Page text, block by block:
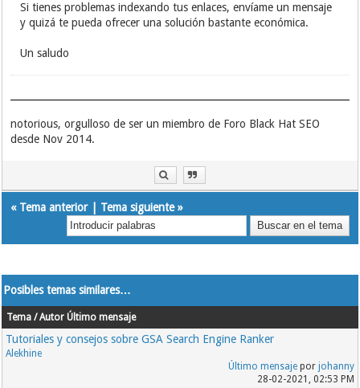
Si tienes problemas indexando tus enlaces, envíame un mensaje
y quizá te pueda ofrecer una solución bastante económica.
Un saludo
notorious, orgulloso de ser un miembro de Foro Black Hat SEO
desde Nov 2014.
« Tema anterior| Tema siguiente»
Posibles temas similares…
Tema / Autor Último mensaje
Tutoriales y consejos sobre GSA Search Engine Ranker
Alekhine
Último mensajepor johanny
28-02-2021, 02:53 PM